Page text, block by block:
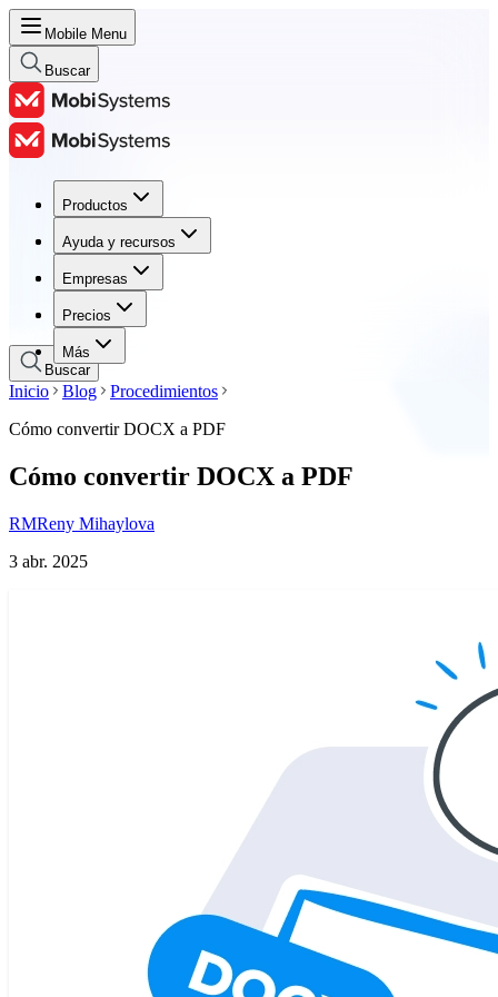
Mobile Menu
Buscar
Productos
Ayuda y recursos
Empresas
Precios
Más
Productos
Ayuda y recursos
Empresas
Precios
Buscar
Inicio Blog
Procedimientos
Cómo convertir DOCX a PDF
Cómo convertir DOCX a PDF
RMReny Mihaylova
3 abr. 2025